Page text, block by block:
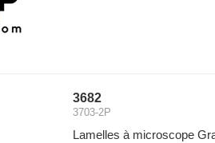
3682
3703-2P
Lamelles à microscope